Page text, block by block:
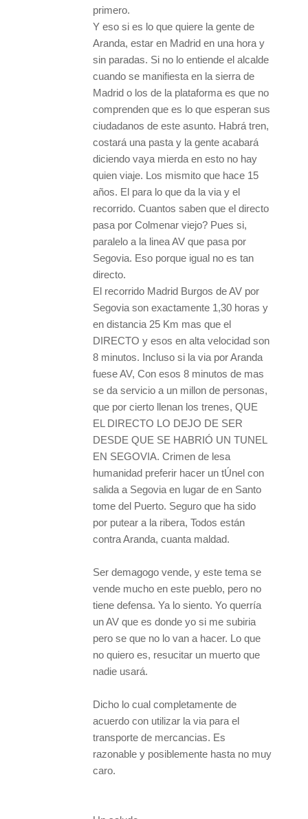
primero.
Y eso si es lo que quiere la gente de
Aranda, estar en Madrid en una hora y
sin paradas. Si no lo entiende el alcalde
cuando se manifiesta en la sierra de
Madrid o los de la plataforma es que no
comprenden que es lo que esperan sus
ciudadanos de este asunto. Habrá tren,
costará una pasta y la gente acabará
diciendo vaya mierda en esto no hay
quien viaje. Los mismito que hace 15
años. El para lo que da la via y el
recorrido. Cuantos saben que el directo
pasa por Colmenar viejo? Pues si,
paralelo a la linea AV que pasa por
Segovia. Eso porque igual no es tan
directo.
El recorrido Madrid Burgos de AV por
Segovia son exactamente 1,30 horas y
en distancia 25 Km mas que el
DIRECTO y esos en alta velocidad son
8 minutos. Incluso si la via por Aranda
fuese AV, Con esos 8 minutos de mas
se da servicio a un millon de personas,
que por cierto llenan los trenes, QUE
EL DIRECTO LO DEJO DE SER
DESDE QUE SE HABRIÓ UN TUNEL
EN SEGOVIA. Crimen de lesa
humanidad preferir hacer un tÚnel con
salida a Segovia en lugar de en Santo
tome del Puerto. Seguro que ha sido
por putear a la ribera, Todos están
contra Aranda, cuanta maldad.
Ser demagogo vende, y este tema se
vende mucho en este pueblo, pero no
tiene defensa. Ya lo siento. Yo querría
un AV que es donde yo si me subiria
pero se que no lo van a hacer. Lo que
no quiero es, resucitar un muerto que
nadie usará.
Dicho lo cual completamente de
acuerdo con utilizar la via para el
transporte de mercancias. Es
razonable y posiblemente hasta no muy
caro.